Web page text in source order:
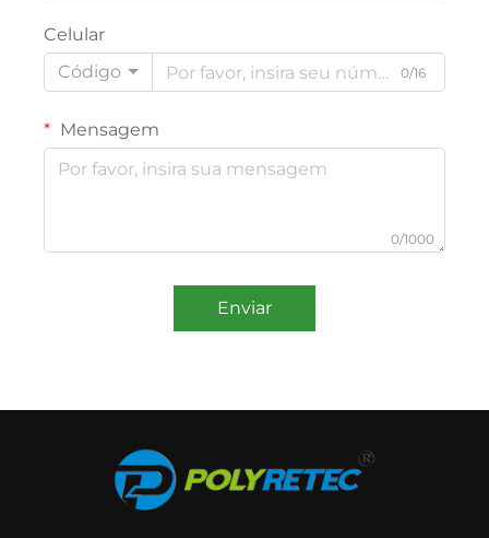
Celular
Código
0/16
Mensagem
0/1000
Enviar